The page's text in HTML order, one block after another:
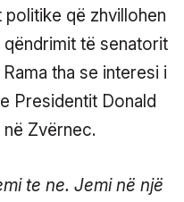
që zhvillohen
qëndrimit të senatorit
tha se interesi i
Presidentit Donald
Zvërnec.
te ne. Jemi në një